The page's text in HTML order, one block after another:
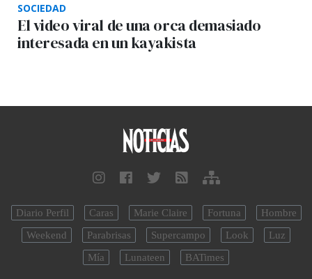
SOCIEDAD
El video viral de una orca demasiado
interesada en un kayakista
Diario Perfil Caras Marie Claire Fortuna
Hombre
Weekend
Parabrisas Supercampo Look
Luz
Mía
Lunateen BATimes